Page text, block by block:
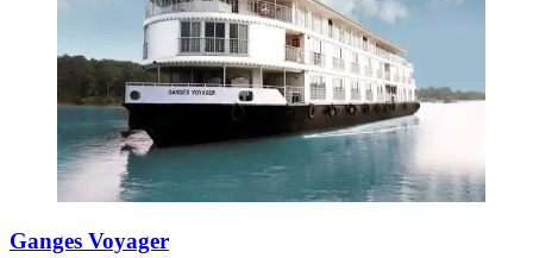
Ganges Voyager